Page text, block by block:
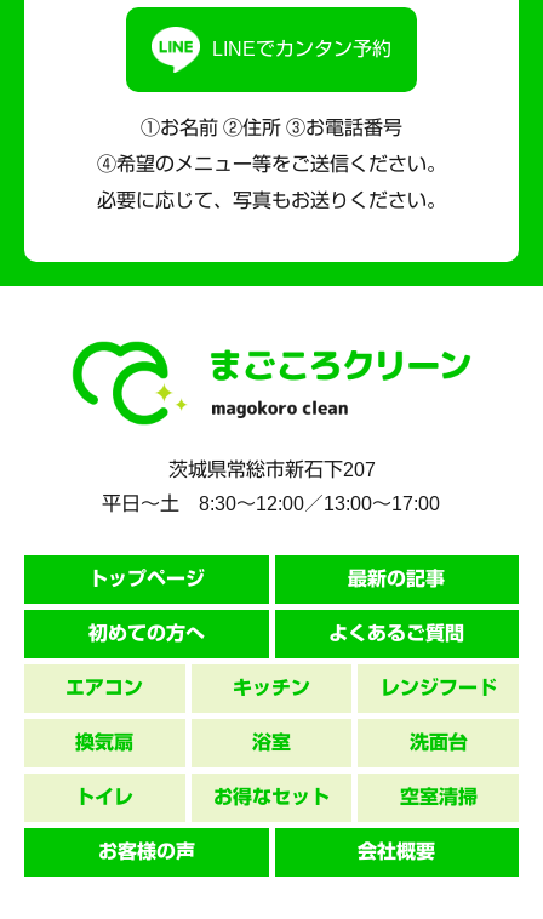
LINEでカンタン予約
①お名前 ②住所 ③お電話番号
④希望のメニュー等をご送信ください。
必要に応じて、写真もお送りください。
茨城県常総市新石下207
平日～土 8:30〜12:00／13:00〜17:00
トップページ 最新の記事
初めての方へ よくあるご質問
エアコン キッチン レンジフード
換気扇 浴室 洗面台
トイレ お得なセット 空室清掃
お客様の声 会社概要